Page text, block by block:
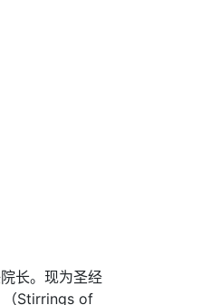
长。现为圣经
（Stirrings of